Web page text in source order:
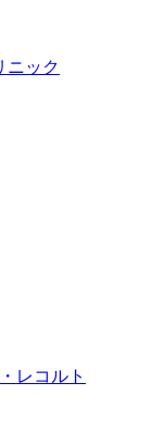
レコルト